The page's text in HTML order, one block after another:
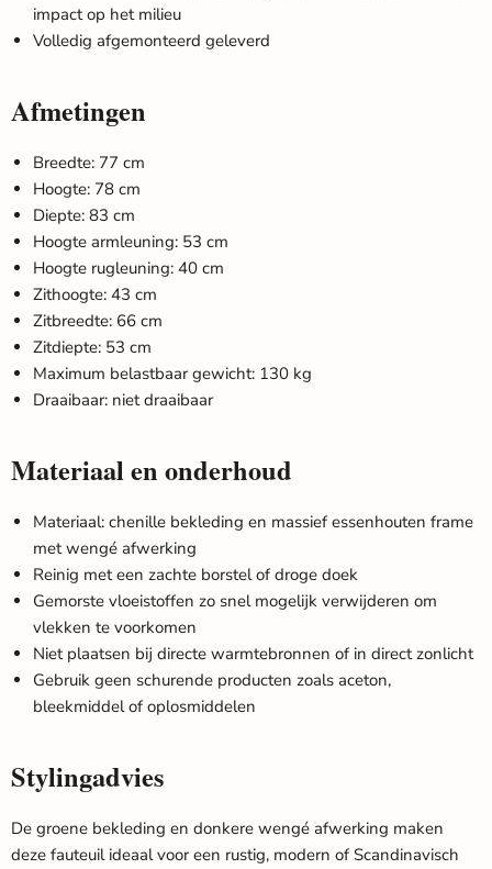
impact op het milieu
Volledig afgemonteerd geleverd
Afmetingen
Breedte: 77 cm
Hoogte: 78 cm
Diepte: 83 cm
Hoogte armleuning: 53 cm
Hoogte rugleuning: 40 cm
Zithoogte: 43 cm
Zitbreedte: 66 cm
Zitdiepte: 53 cm
Maximum belastbaar gewicht: 130 kg
Draaibaar: niet draaibaar
Materiaal en onderhoud
Materiaal: chenille bekleding en massief essenhouten frame
met wengé afwerking
Reinig met een zachte borstel of droge doek
Gemorste vloeistoffen zo snel mogelijk verwijderen om
vlekken te voorkomen
Niet plaatsen bij directe warmtebronnen of in direct zonlicht
Gebruik geen schurende producten zoals aceton,
bleekmiddel of oplosmiddelen
Stylingadvies
De groene bekleding en donkere wengé afwerking maken
deze fauteuil ideaal voor een rustig, modern of Scandinavisch